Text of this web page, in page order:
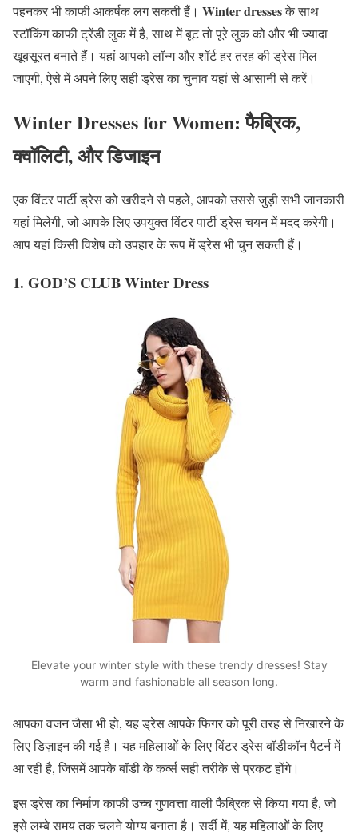
पहनकर भी काफी आकर्षक लग सकती हैं। Winter dressesके साथ
स्टॉकिंग काफी ट्रेंडी लुक में है, साथ में बूट तो पूरे लुक को और भी ज्यादा
खूबसूरत बनाते हैं। यहां आपको लॉन्ग और शॉर्ट हर तरह की ड्रेस मिल
जाएगी, ऐसे में अपने लिए सही ड्रेस का चुनाव यहां से आसानी से करें।
Winter Dresses for Women: फैब्रिक,
क्वॉलिटी, और डिजाइन
एक विंटर पार्टी ड्रेस को खरीदने से पहले, आपको उससे जुड़ी सभी जानकारी
यहां मिलेगी, जो आपके लिए उपयुक्त विंटर पार्टी ड्रेस चयन में मदद करेगी।
आप यहां किसी विशेष को उपहार के रूप में ड्रेस भी चुन सकती हैं।
1. GOD’S CLUB Winter Dress
Elevate your winter style with these trendy dresses! Stay
warm and fashionable all season long.
आपका वजन जैसा भी हो, यह ड्रेस आपके फिगर को पूरी तरह से निखारने के
लिए डिज़ाइन की गई है। यह महिलाओं के लिए विंटर ड्रेस बॉडीकॉन पैटर्न में
आ रही है, जिसमें आपके बॉडी के कर्व्स सही तरीके से प्रकट होंगे।
इस ड्रेस का निर्माण काफी उच्च गुणवत्ता वाली फैब्रिक से किया गया है, जो
इसे लम्बे समय तक चलने योग्य बनाता है। सर्दी में, यह महिलाओं के लिए